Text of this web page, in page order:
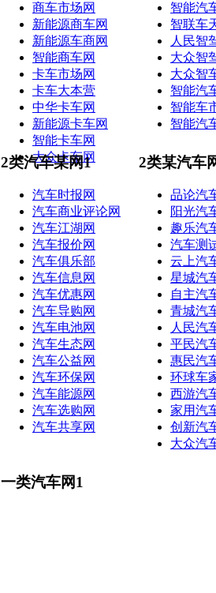
商车市场网
新能源商车网
新能源车商网
智能商车网
卡车市场网
卡车大本营
中华卡车网
新能源卡车网
智能卡车网
大众卡车网
智能汽
智联车
人民智
大众智
大众智
智能汽
智能车
智能汽
2类汽车某网1
汽车时报网
汽车商业评论网
汽车江湖网
汽车报价网
汽车俱乐部
汽车信息网
汽车优惠网
汽车导购网
汽车电池网
汽车生态网
汽车公益网
汽车环保网
汽车能源网
汽车选购网
汽车共享网
2类某汽车
品论汽
阳光汽
趣乐汽
汽车测
云上汽
星城汽
自主汽
青城汽
人民汽
平民汽
惠民汽
环球车
西游汽
家用汽
创新汽
大众汽
一类汽车网1